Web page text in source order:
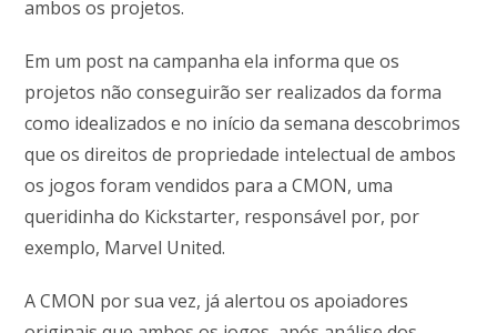
ambos os projetos.
Em um post na campanha ela informa que os
projetos não conseguirão ser realizados da forma
como idealizados e no início da semana descobrimos
que os direitos de propriedade intelectual de ambos
os jogos foram vendidos para a CMON, uma
queridinha do Kickstarter, responsável por, por
exemplo, Marvel United.
A CMON por sua vez, já alertou os apoiadores